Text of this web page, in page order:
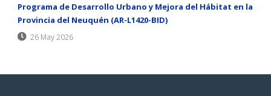
Programa de Desarrollo Urbano y Mejora del Hábitat en la
Provincia del Neuquén (AR-L1420-BID)
26 May 2026